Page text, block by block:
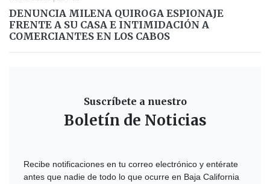
DENUNCIA MILENA QUIROGA ESPIONAJE
FRENTE A SU CASA E INTIMIDACIÓN A
COMERCIANTES EN LOS CABOS
Suscríbete a nuestro
Boletín de Noticias
Recibe notificaciones en tu correo electrónico y entérate
antes que nadie de todo lo que ocurre en Baja California